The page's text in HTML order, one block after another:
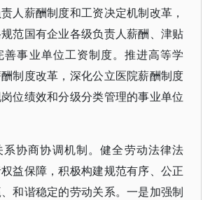
人薪酬制度和工资决定机制改革，
范国有企业各级负责人薪酬、津贴
善事业单位工资制度。推进高等学
制度改革，深化公立医院薪酬制度
位绩效和分级分类管理的事业单位
系协商协调机制。健全劳动法律法
益保障，积极构建规范有序、公正
和谐稳定的劳动关系。一是加强制